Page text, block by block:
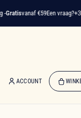
vanaf €59Een vraag?+33 (0)4
ACCOUNT